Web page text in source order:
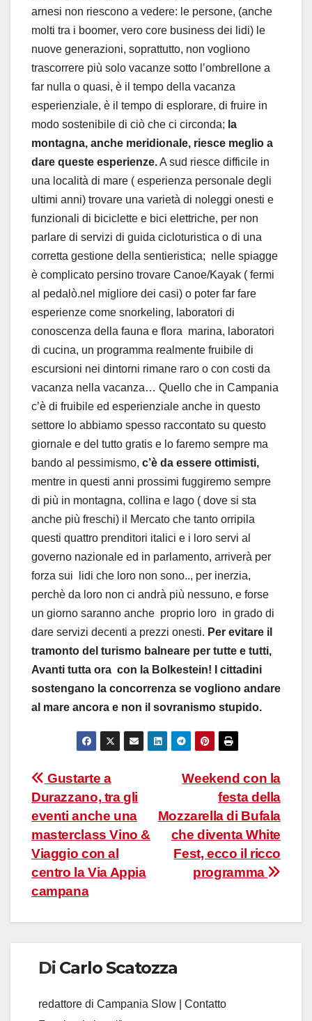
arnesi non riescono a vedere: le persone, (anche
molti tra i boomer, vero core business dei lidi) le
nuove generazioni, soprattutto, non vogliono
trascorrere più solo vacanze sotto l’ombrellone a
far nulla o quasi, è il tempo della vacanza
esperienziale, è il tempo di esplorare, di fruire in
modo sostenibile di ciò che ci circonda; la
montagna, anche meridionale, riesce meglio a
dare queste esperienze.A sud riesce difficile in
una località di mare ( esperienza personale degli
ultimi anni) trovare una varietà di noleggi onesti e
funzionali di biciclette e bici elettriche, per non
parlare di servizi di guida cicloturistica o di una
corretta gestione della sentieristica; nelle spiagge
è complicato persino trovare Canoe/Kayak ( fermi
al pedalò.nel migliore dei casi) o poter far fare
esperienze come snorkeling, laboratori di
conoscenza della fauna e flora marina, laboratori
di cucina, un programma realmente fruibile di
escursioni nei dintorni rimane raro o con costi da
vacanza nella vacanza… Quello che in Campania
c’è di fruibile ed esperienziale anche in questo
settore lo abbiamo spesso raccontato su questo
giornale e del tutto gratis e lo faremo sempre ma
bando al pessimismo, c’è da essere ottimisti,
mentre in questi anni prossimi fuggiremo sempre
di più in montagna, collina e lago ( dove si sta
anche più freschi) il Mercato che tanto orripila
questi quattro prenditori italici e i loro servi al
governo nazionale ed in parlamento, arriverà per
forza sui lidi che loro non sono.., per inerzia,
perchè da loro non ci andrà più nessuno, e forse
un giorno saranno anche proprio loro in grado di
dare servizi decenti a prezzi onesti. Per evitare il
tramonto del turismo balneare per tutte e tutti,
Avanti tutta ora con la Bolkestein! I cittadini
sostengano la concorrenza se vogliono andare
al mare ancora e non il sovranismo stupido.
Navigazione
articoli
Weekend con la
festa della
Mozzarella di Bufala
che diventa White
Fest, ecco il ricco
programma
Gustarte a
Durazzano, tra gli
eventi anche una
masterclass Vino &
Viaggio con al
centro la Via Appia
campana
Di Carlo Scatozza
redattore di Campania Slow | Contatto